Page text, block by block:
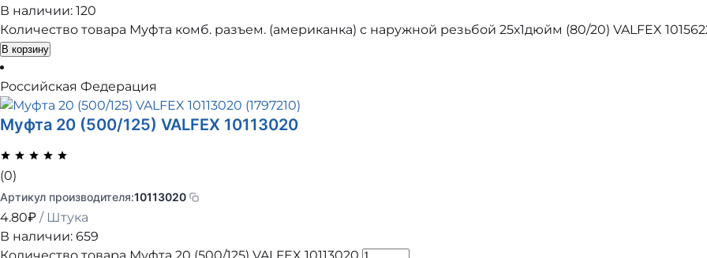
В наличии: 120
Количество товара Муфта комб. разъем. (американка) с наружной резьбой 25х1дюйм (80/20) VALFEX
В корзину
Российская Федерация
Муфта 20 (500/125) VALFEX 10113020
(0)
Артикул производителя:10113020
4.80₽ / Штука
В наличии: 659